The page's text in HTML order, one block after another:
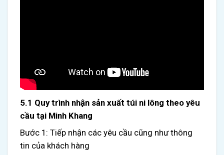
5.1 Quy trình nhận sản xuất túi ni lông theo yêu
cầu tại Minh Khang
Bước 1: Tiếp nhận các yêu cầu cũng như thông
tin của khách hàng